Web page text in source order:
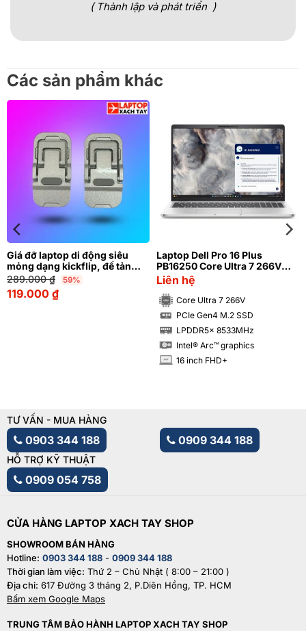
( Thành lập và phát triển )
Các sản phẩm khác
Giá đỡ laptop di động siêu
mỏng dạng kickflip, đế tản
nhiệt cho Laptop
289.000₫ 59%
119.000 ₫
Laptop Dell Pro 16 Plus
PB16250 Core Ultra 7 266V
RAM 16GB SSD 512GB FHD+
Liên hệ
Core Ultra 7 266V
SSD PCIe Gen4 M.2 SSD
RAM
LPDDR5x 8533MHz
Intel® Arc™ graphics
INCH 16 inch FHD+
TƯ VẤN - MUA HÀNG
0903 344 188 0909 344 188
HỖ TRỢ KỸ THUẬT
0909 054 758
CỬA HÀNG LAPTOP XACH TAY SHOP
SHOWROOM BÁN HÀNG
Hotline: 0903 344 188 - 0909 344 188
Thời gian làm việc: Thứ 2 – Chủ Nhật ( 8:00 – 21:00 )
Địa chỉ: 617 Đường 3 tháng 2, P.Diên Hồng, TP. HCM
Bấm xem Google Maps
TRUNG TÂM BẢO HÀNH LAPTOP XACH TAY SHOP